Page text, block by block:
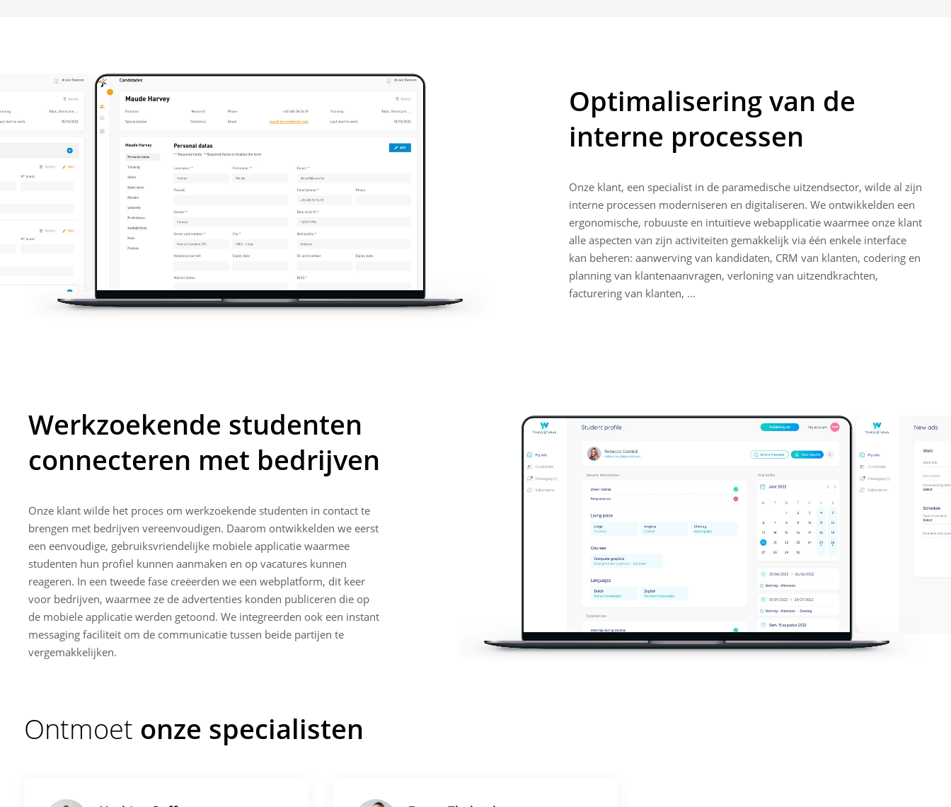
Optimalisering van de
interne processen
Onze klant, een specialist in de paramedische uitzendsector, wilde al zijn
interne processen moderniseren en digitaliseren. We ontwikkelden een
ergonomische, robuuste en intuïtieve webapplicatie waarmee onze klant
alle aspecten van zijn activiteiten gemakkelijk via één enkele interface
kan beheren: aanwerving van kandidaten, CRM van klanten, codering en
planning van klantenaanvragen, verloning van uitzendkrachten,
facturering van klanten, ...
Werkzoekende studenten
connecteren met bedrijven
Onze klant wilde het proces om werkzoekende studenten in contact te
brengen met bedrijven vereenvoudigen. Daarom ontwikkelden we eerst
een eenvoudige, gebruiksvriendelijke mobiele applicatie waarmee
studenten hun profiel kunnen aanmaken en op vacatures kunnen
reageren. In een tweede fase creëerden we een webplatform, dit keer
voor bedrijven, waarmee ze de advertenties konden publiceren die op
de mobiele applicatie werden getoond. We integreerden ook een instant
messaging faciliteit om de communicatie tussen beide partijen te
vergemakkelijken.
Ontmoet onze specialisten